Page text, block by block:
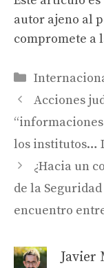
autor ajeno al
compromete a
Categorías
Acciones
los institutos…
¿Hacia un
de la
encuentro
Javier